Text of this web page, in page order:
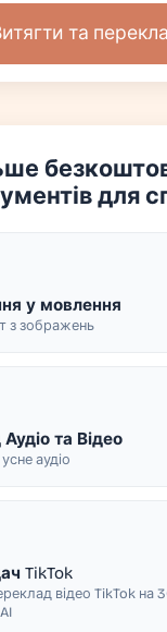
та
для
у мовлення
з зображень
та Відео
аудіо
TikTok
відео TikTok на